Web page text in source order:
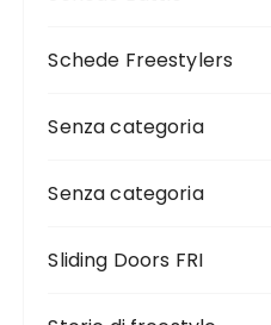
Schede Freestylers
Senza categoria
Senza categoria
Sliding Doors FRI